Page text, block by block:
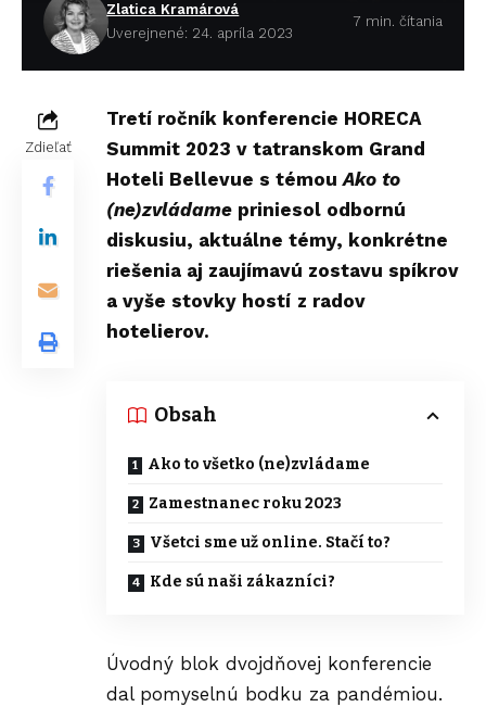
Zlatica Kramárová
Uverejnené: 24. apríla 2023
7 min. čítania
Zdieľať
Tretí ročník konferencie HORECA
Summit 2023 v tatranskom Grand
Hoteli Bellevue s témou Ako to
(ne)zvládame priniesol odbornú
diskusiu, aktuálne témy, konkrétne
riešenia aj zaujímavú zostavu spíkrov
a vyše stovky hostí z radov
hotelierov.
Obsah
Ako to všetko (ne)zvládame
Zamestnanec roku 2023
Všetci sme už online. Stačí to?
Kde sú naši zákazníci?
Úvodný blok dvojdňovej konferencie
dal pomyselnú bodku za pandémiou.